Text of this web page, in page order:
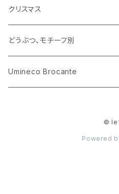
ラッピングペーパー、壁紙
小物入れ
カップアンドソーサー
プレート
木製品
ホーロー
メタル
クリスマス
どうぶつ、モチーフ別
くま、ベア
Umineco Brocante
©
Powered